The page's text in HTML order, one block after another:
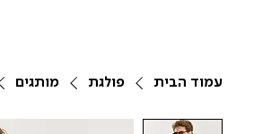
עמוד הבית פולגת מותגים